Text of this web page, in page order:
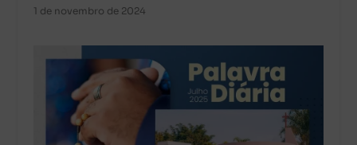
1 de novembro de 2024